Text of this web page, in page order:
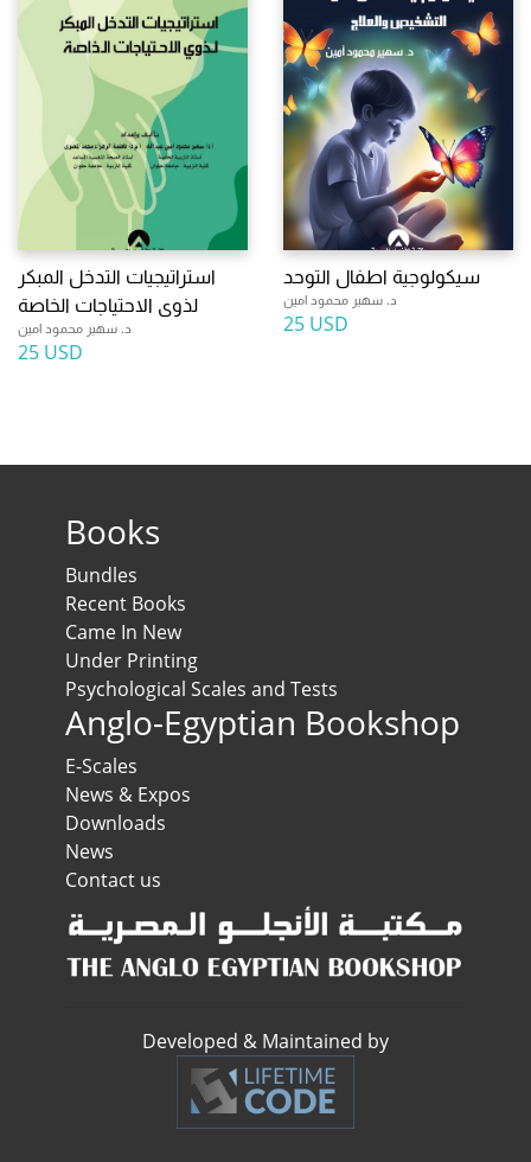
استراتيجيات التدخل المبكر
لذوى الاحتياجات الخاصة
د. سهير محمود امين
25 USD
سيكولوجية اطفال التوحد
د. سهير محمود امين
25 USD
Books
Bundles
Recent Books
Came In New
Under Printing
Psychological Scales and Tests
Anglo-Egyptian Bookshop
E-Scales
News & Expos
Downloads
News
Contact us
Developed & Maintained by